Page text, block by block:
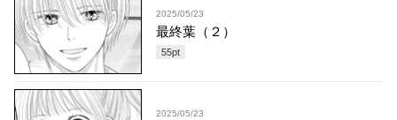
2025/05/23
最終葉（２）
55pt
2025/05/23